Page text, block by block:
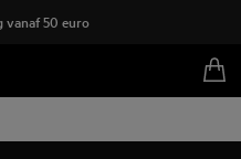
vanaf 50 euro